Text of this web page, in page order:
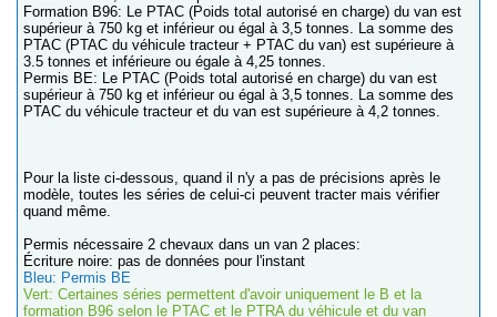
Formation B96: Le PTAC (Poids total autorisé en charge) du van est
supérieur à 750 kg et inférieur ou égal à 3,5 tonnes. La somme des
PTAC (PTAC du véhicule tracteur + PTAC du van) est supérieure à
3.5 tonnes et inférieure ou égale à 4,25 tonnes.
Permis BE: Le PTAC (Poids total autorisé en charge) du van est
supérieur à 750 kg et inférieur ou égal à 3,5 tonnes. La somme des
PTAC du véhicule tracteur et du van est supérieure à 4,2 tonnes.
Pour la liste ci-dessous, quand il n'y a pas de précisions après le
modèle, toutes les séries de celui-ci peuvent tracter mais vérifier
quand même.
Permis nécessaire 2 chevaux dans un van 2 places:
Écriture noire: pas de données pour l'instant
Bleu: Permis BE
Vert: Certaines séries permettent d'avoir uniquement le B et la
formation B96 selon le PTAC et le PTRA du véhicule et du van